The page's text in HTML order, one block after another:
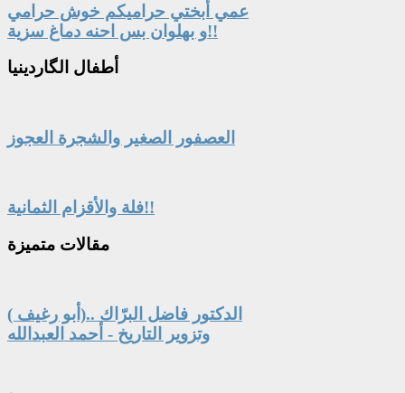
عمي أبختي حراميكم خوش حرامي
و بهلوان بس احنه دماغ سزية!!
أطفال الگاردينيا
العصفور الصغير والشجرة العجوز
فلة والأقزام الثمانية!!
مقالات متميزة
الدكتور فاضل البرّاك ..(أبو رغيف )
وتزوير التاريخ - أحمد العبدالله